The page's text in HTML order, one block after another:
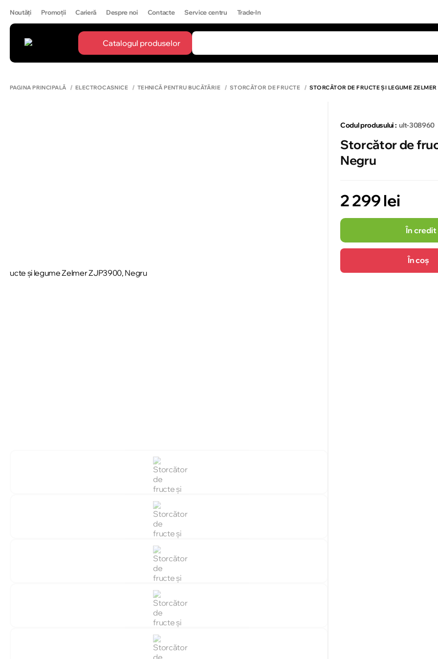
Noutăți Promoții Carieră Despre noi Contacte Service centru Trade-In
Catalogul produselor
PAGINA PRINCIPALĂ ELECTROCASNICE TEHNICĂ PENTRU BUCĂTĂRIE STORCĂTOR DE FRUCTE STORCĂTOR DE FRUCTE ȘI LEGUME
Codul produsului : ult-308960
Storcător de
Negru
2 299 lei
În credit
În coș